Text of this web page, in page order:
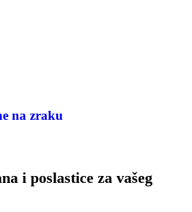
na zraku
i poslastice za vašeg